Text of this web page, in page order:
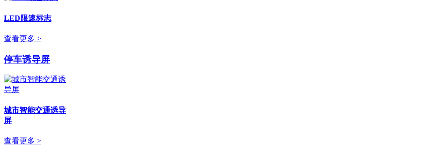
LED限速标志
查看更多 >
停车诱导屏
城市智能交通诱导
屏
查看更多 >